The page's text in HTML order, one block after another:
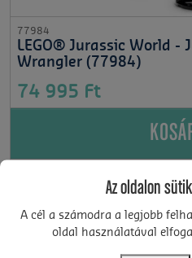
77984
LEGO® Jurassic World -
Wrangler (77984)
74 995 Ft
Az oldalon
A cél a számodra a legjobb
oldal használatával